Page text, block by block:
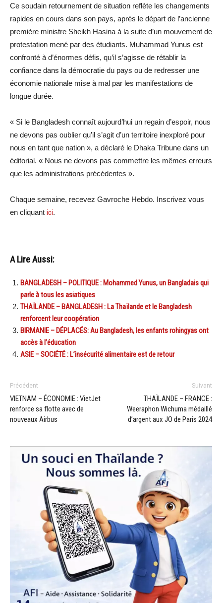
Ce soudain retournement de situation reflète les changements
rapides en cours dans son pays, après le départ de l’ancienne
première ministre Sheikh Hasina à la suite d’un mouvement de
protestation mené par des étudiants. Muhammad Yunus est
confronté à d’énormes défis, qu’il s’agisse de rétablir la
confiance dans la démocratie du pays ou de redresser une
économie nationale mise à mal par les manifestations de
longue durée.
« Si le Bangladesh connaît aujourd’hui un regain d’espoir, nous
ne devons pas oublier qu’il s’agit d’un territoire inexploré pour
nous en tant que nation », a déclaré le Dhaka Tribune dans un
éditorial. « Nous ne devons pas commettre les mêmes erreurs
que les administrations précédentes ».
Chaque semaine, recevez Gavroche Hebdo. Inscrivez vous
en cliquant ici.
A Lire Aussi:
BANGLADESH – POLITIQUE : Mohammed Yunus, un Bangladais qui
parle à tous les asiatiques
THAÏLANDE – BANGLADESH : La Thaïlande et le Bangladesh
renforcent leur coopération
BIRMANIE – DÉPLACÉS: Au Bangladesh, les enfants rohingyas ont
accès à l’éducation
ASIE – SOCIÉTÉ : L’insécurité alimentaire est de retour
Précédent
VIETNAM – ÉCONOMIE : VietJet
renforce sa flotte avec de
nouveaux Airbus
Suivant
THAÏLANDE – FRANCE :
Weeraphon Wichuma médaillé
d’argent aux JO de Paris 2024